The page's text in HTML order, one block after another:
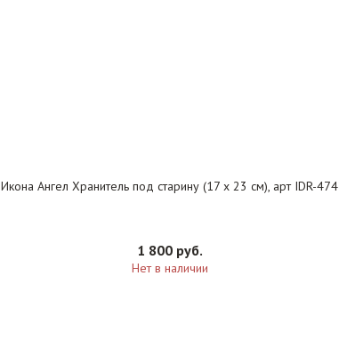
Икона Ангел Хранитель под старину (17 х 23 см), арт IDR-474
1 800 руб.
Нет в наличии